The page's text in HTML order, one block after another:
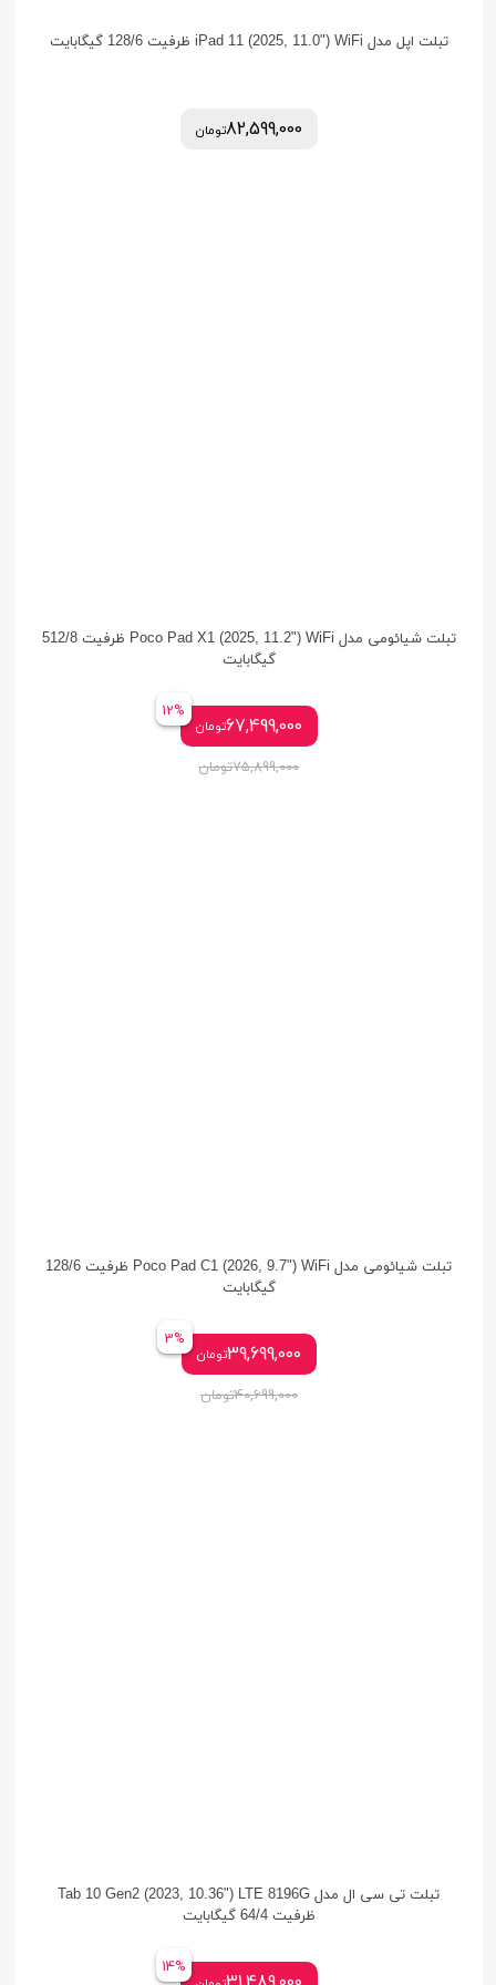
تبلت اپل مدل iPad 11 (2025, 11.0") WiFi ظرفیت 128/6 گیگابایت
82,599,000تومان
تبلت شیائومی مدل Poco Pad X1 (2025, 11.2") WiFi ظرفیت 512/8
گیگابایت
67,499,000تومان
12%
75,899,000تومان
تبلت شیائومی مدل Poco Pad C1 (2026, 9.7") WiFi ظرفیت 128/6
گیگابایت
39,699,000تومان
3%
40,699,000تومان
تبلت تی سی ال مدل Tab 10 Gen2 (2023, 10.36") LTE 8196G
ظرفیت 64/4 گیگابایت
14%